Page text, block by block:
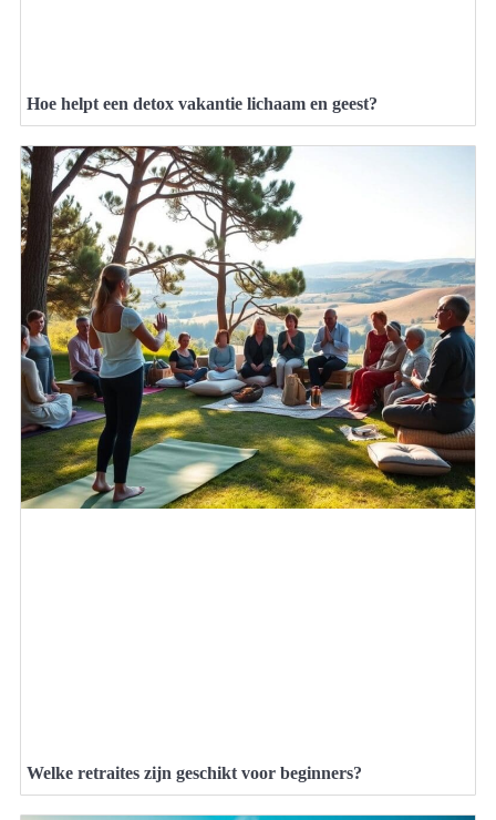
Hoe helpt een detox vakantie lichaam en geest?
Welke retraites zijn geschikt voor beginners?